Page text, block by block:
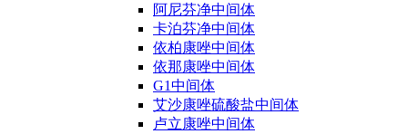
阿尼芬净中间体
卡泊芬净中间体
依柏康唑中间体
依那康唑中间体
G1中间体
艾沙康唑硫酸盐中间体
卢立康唑中间体